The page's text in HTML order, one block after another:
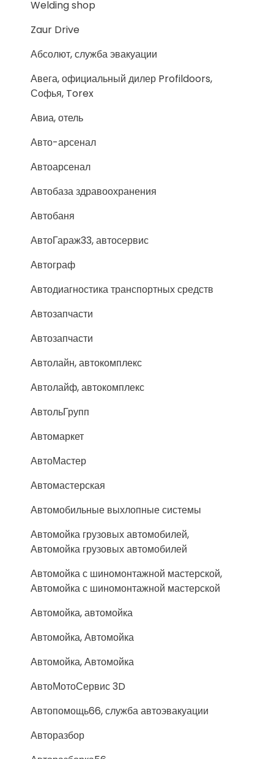
Welding shop
Zaur Drive
Абсолют, служба эвакуации
Авега, официальный дилер Profildoors,
Софья, Torex
Авиа, отель
Авто-арсенал
Автоарсенал
Автобаза здравоохранения
Автобаня
АвтоГараж33, автосервис
Автограф
Автодиагностика транспортных средств
Автозапчасти
Автозапчасти
Автолайн, автокомплекс
Автолайф, автокомплекс
АвтольГрупп
Автомаркет
АвтоМастер
Автомастерская
Автомобильные выхлопные системы
Автомойка грузовых автомобилей,
Автомойка грузовых автомобилей
Автомойка с шиномонтажной мастерской,
Автомойка с шиномонтажной мастерской
Автомойка, автомойка
Автомойка, Автомойка
Автомойка, Автомойка
АвтоМотоСервис 3D
Автопомощь66, служба автоэвакуации
Авторазбор